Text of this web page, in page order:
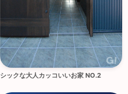
シックな大人カッコいいお家 NO.2